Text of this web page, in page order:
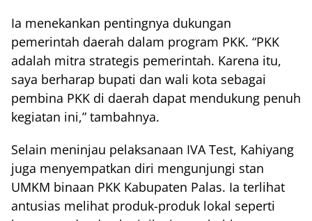
Ia menekankan pentingnya dukungan
pemerintah daerah dalam program PKK. “PKK
adalah mitra strategis pemerintah. Karena itu,
saya berharap bupati dan wali kota sebagai
pembina PKK di daerah dapat mendukung penuh
kegiatan ini,” tambahnya.
Selain meninjau pelaksanaan IVA Test, Kahiyang
juga menyempatkan diri mengunjungi stan
UMKM binaan PKK Kabupaten Palas. Ia terlihat
antusias melihat produk-produk lokal seperti